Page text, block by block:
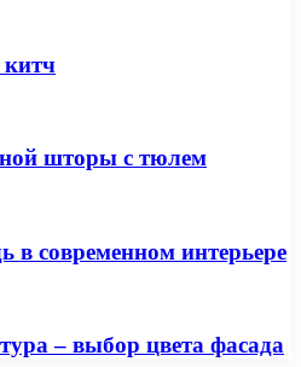
китч
шторы с тюлем
в современном интерьере
– выбор цвета фасада